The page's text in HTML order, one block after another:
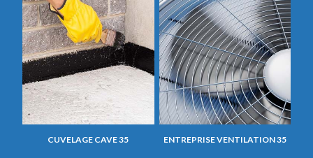
CUVELAGE CAVE 35 ENTREPRISE VENTILATION 35